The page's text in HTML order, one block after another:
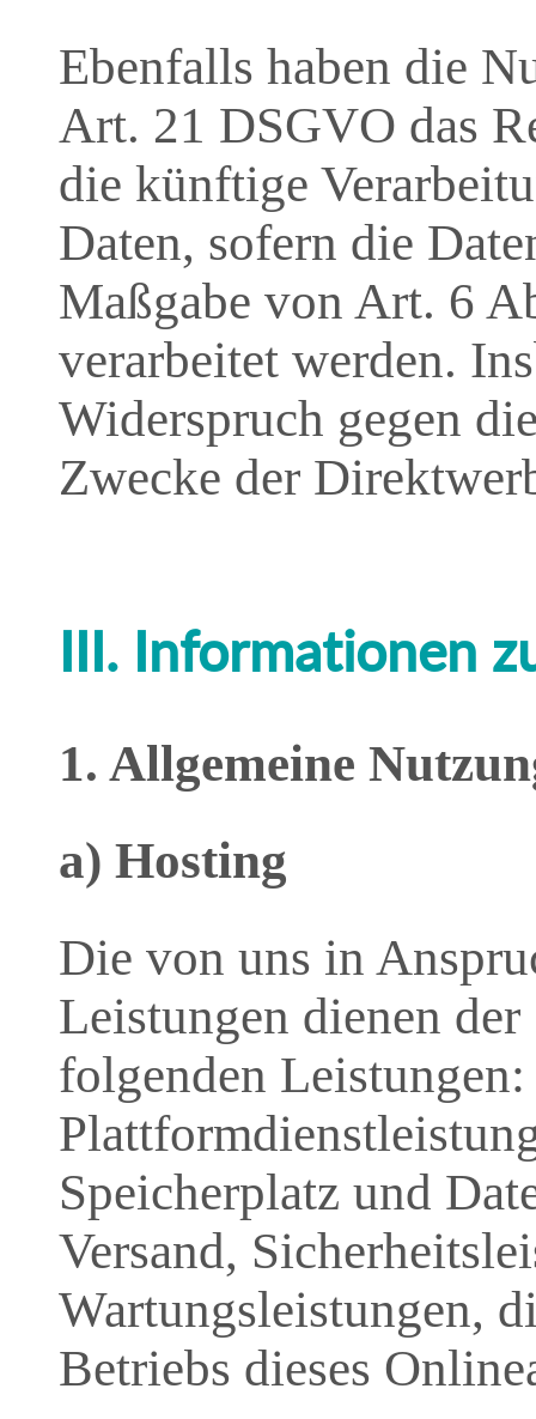
Ebenfalls haben die
Art. 21 DSGVO das
die künftige
Daten, sofern die
Maßgabe von Art. 6
verarbeitet werden.
Widerspruch gegen
Zwecke der
III. Informationen
1. Allgemeine
a) Hosting
Die von uns in
Leistungen dienen
folgenden
Speicherplatz und
Versand,
Wartungsleistungen,
Betriebs dieses